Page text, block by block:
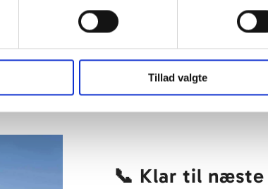
Tillad valgte
📞 Klar til